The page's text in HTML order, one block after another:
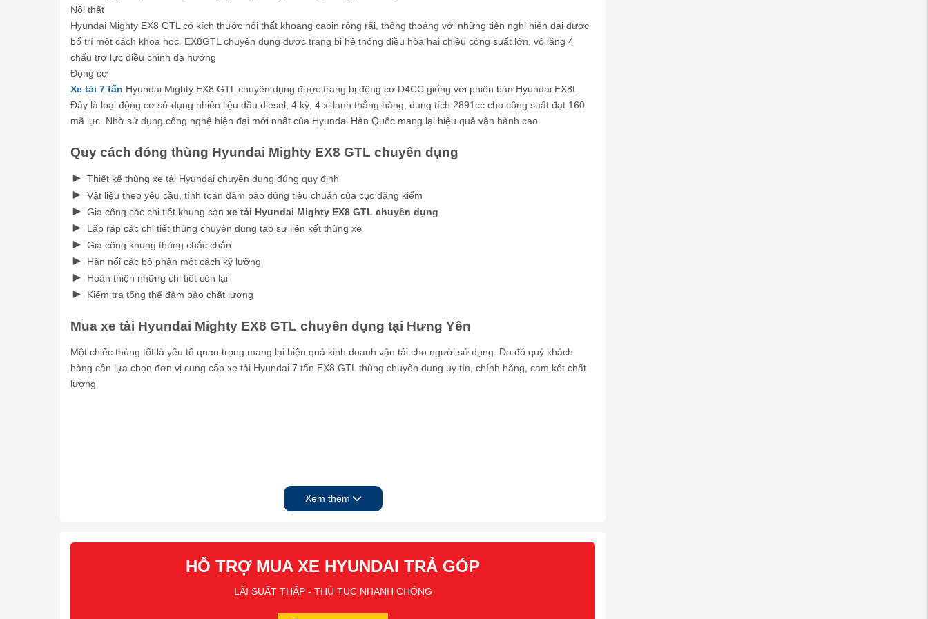
Nội thất
Hyundai Mighty EX8 GTL có kích thước nội thất khoang cabin rộng rãi, thông thoáng với những tiện nghi hiện đại được
bố trí một cách khoa học. EX8GTL chuyên dụng được trang bị hệ thống điều hòa hai chiều công suất lớn, vô lăng 4
chấu trợ lực điều chỉnh đa hướng
Động cơ
Xe tải 7 tấn Hyundai Mighty EX8 GTL chuyên dụng được trang bị động cơ D4CC giống với phiên bản Hyundai EX8L.
Đây là loại động cơ sử dụng nhiên liệu dầu diesel, 4 kỳ, 4 xi lanh thẳng hàng, dung tích 2891cc cho công suất đạt 160
mã lực. Nhờ sử dụng công nghệ hiện đại mới nhất của Hyundai Hàn Quốc mang lại hiệu quả vận hành cao
Quy cách đóng thùng Hyundai Mighty EX8 GTL chuyên dụng
► Thiết kế thùng xe tải Hyundai chuyên dụng đúng quy định
► Vật liệu theo yêu cầu, tính toán đảm bảo đúng tiêu chuẩn của cục đăng kiểm
► Gia công các chi tiết khung sàn xe tải Hyundai Mighty EX8 GTL chuyên dụng
► Lắp ráp các chi tiết thùng chuyên dụng tạo sự liên kết thùng xe
► Gia công khung thùng chắc chắn
► Hàn nối các bộ phận một cách kỹ lưỡng
► Hoàn thiện những chi tiết còn lại
► Kiểm tra tổng thể đảm bảo chất lượng
Mua xe tải Hyundai Mighty EX8 GTL chuyên dụng tại Hưng Yên
Một chiếc thùng tốt là yếu tố quan trọng mang lại hiệu quả kinh doanh vận tải cho người sử dụng. Do đó quý khách
hàng cần lựa chọn đơn vị cung cấp xe tải Hyundai 7 tấn EX8 GTL thùng chuyên dụng uy tín, chính hãng, cam kết chất
lượng
Xem thêm
HỖ TRỢ MUA XE HYUNDAI TRẢ GÓP
LÃI SUẤT THẤP - THỦ TỤC NHANH CHÓNG